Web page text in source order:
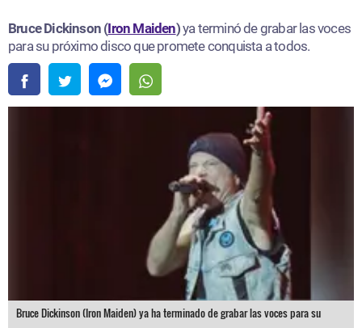
Bruce Dickinson (Iron Maiden)ya terminó de grabar las voces
para su próximo disco que promete conquista a todos.
Bruce Dickinson (Iron Maiden) ya ha terminado de grabar las voces para su